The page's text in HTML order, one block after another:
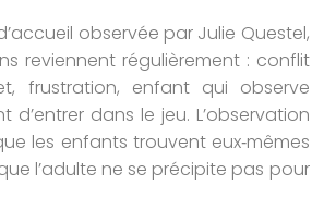
observée par Julie Questel,
reviennent régulièrement : conflit
frustration, enfant qui observe
d’entrer dans le jeu. L’observation
les enfants trouvent eux‑mêmes
l’adulte ne se précipite pas pour